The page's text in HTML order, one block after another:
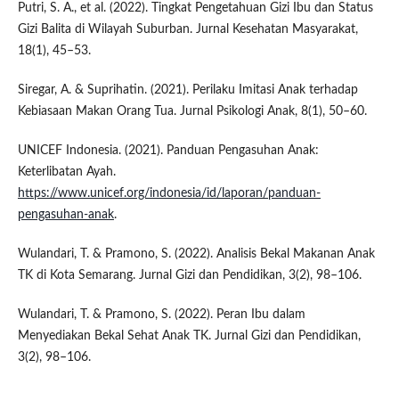
Putri, S. A., et al. (2022). Tingkat Pengetahuan Gizi Ibu dan Status
Gizi Balita di Wilayah Suburban. Jurnal Kesehatan Masyarakat,
18(1), 45–53.
Siregar, A. & Suprihatin. (2021). Perilaku Imitasi Anak terhadap
Kebiasaan Makan Orang Tua. Jurnal Psikologi Anak, 8(1), 50–60.
UNICEF Indonesia. (2021). Panduan Pengasuhan Anak:
Keterlibatan Ayah.
https://www.unicef.org/indonesia/id/laporan/panduan-
pengasuhan-anak.
Wulandari, T. & Pramono, S. (2022). Analisis Bekal Makanan Anak
TK di Kota Semarang. Jurnal Gizi dan Pendidikan, 3(2), 98–106.
Wulandari, T. & Pramono, S. (2022). Peran Ibu dalam
Menyediakan Bekal Sehat Anak TK. Jurnal Gizi dan Pendidikan,
3(2), 98–106.